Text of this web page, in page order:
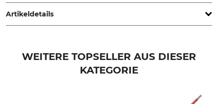
Artikeldetails
Herstellung
WEITERE TOPSELLER AUS DIESER
KATEGORIE